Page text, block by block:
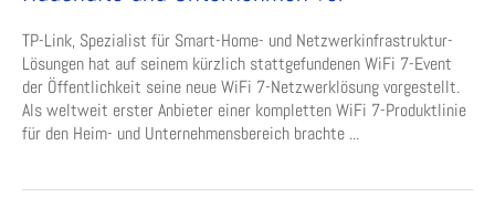
TP-Link, Spezialist für Smart-Home- und Netzwerkinfrastruktur-
Lösungen hat auf seinem kürzlich stattgefundenen WiFi 7-Event
der Öffentlichkeit seine neue WiFi 7-Netzwerklösung vorgestellt.
Als weltweit erster Anbieter einer kompletten WiFi 7-Produktlinie
für den Heim- und Unternehmensbereich brachte ...